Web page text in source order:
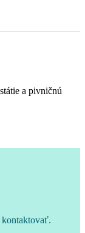
a pivničnú
kontaktovať.